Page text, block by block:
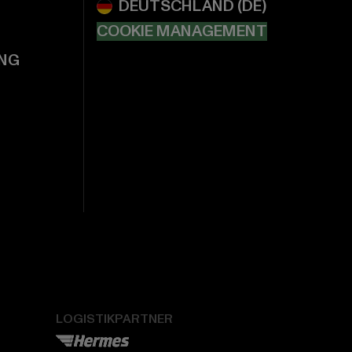
COOKIE MANAGEMENT
LOGISTIKPARTNER